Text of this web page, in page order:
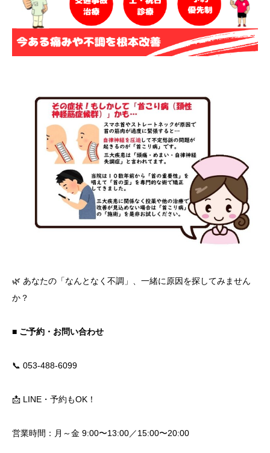
🌿 あなたの「なんとなく不調」、一緒に原因を探してみません
か？
■ ご予約・お問い合わせ
📞 053-488-6099
📩 LINE・予約もOK！
営業時間：月～金 9:00〜13:00／15:00〜20:00